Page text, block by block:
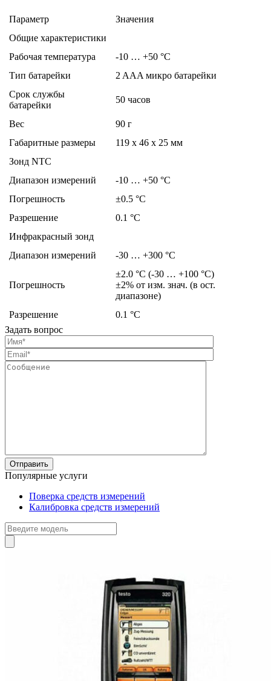
Параметр
Значения
Общие характеристики
Рабочая температура
-10 … +50 °C
Тип батарейки
2 AAA микро батарейки
Срок службы
батарейки
50 часов
Вес
90 г
Габаритные размеры
119 x 46 x 25 мм
Зонд NTC
Диапазон измерений
-10 … +50 °C
Погрешность
±0.5 °C
Разрешение
0.1 °C
Инфракрасный зонд
Диапазон измерений
-30 … +300 °C
Погрешность
±2.0 °C (-30 … +100 °C)
±2% от изм. знач. (в ост.
диапазоне)
Разрешение
0.1 °C
Задать вопрос
Популярные услуги
Поверка средств измерений
Калибровка средств измерений